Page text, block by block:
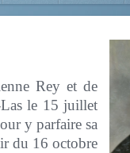
Rey et de
le 15 juillet
y parfaire sa
du 16 octobre